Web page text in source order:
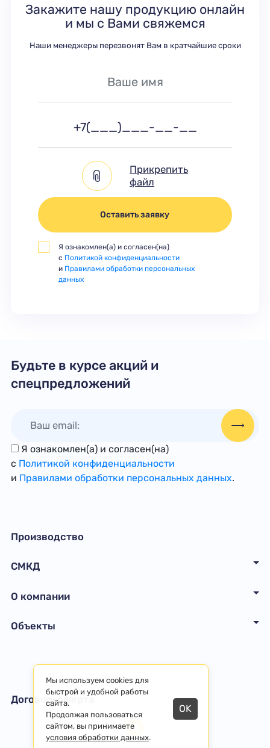
Закажите нашу продукцию онлайн
и мы с Вами свяжемся
Наши менеджеры перезвонят Вам в кратчайшие сроки
Прикрепить
файл
Оставить заявку
Я ознакомлен(а) и согласен(на)
с Политикой конфиденциальности
и Правилами обработки персональных
данных
Будьте в курсе акций и
спецпредложений
Я ознакомлен(а) и согласен(на)
с Политикой конфиденциальности
и Правилами обработки персональных данных.
Производство
СМКД
О компании
Объекты
Договор-оферта
Мы используем cookies для
быстрой и удобной работы
сайта.
Продолжая пользоваться
сайтом, вы принимаете
условия обработки данных.
OK